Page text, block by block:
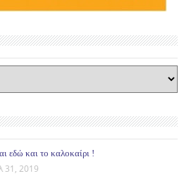
εδώ και το καλοκαίρι !
31, 2019